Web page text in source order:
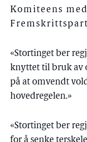
Komiteens
«Stortinget ber
knyttet til bruk av
på at omvendt
hovedregelen.»
«Stortinget ber